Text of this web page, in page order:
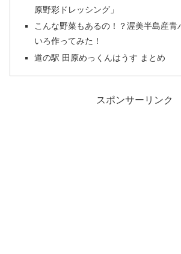
原野彩ドレッシング」
こんな野菜もあるの！？渥美半島産青
いろ作ってみた！
道の駅 田原めっくんはうす まとめ
スポンサーリンク